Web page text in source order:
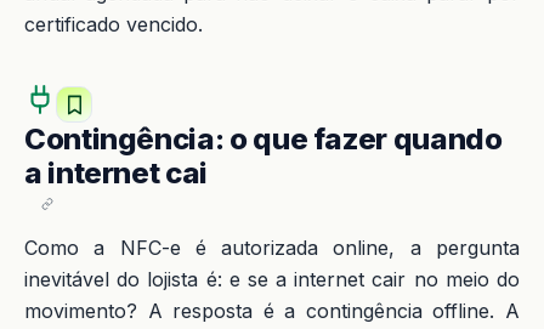
certificado vencido.
Contingência: o que fazer quando
a internet cai
Como a NFC-e é autorizada online, a pergunta
inevitável do lojista é: e se a internet cair no meio do
movimento? A resposta é a contingência offline. A